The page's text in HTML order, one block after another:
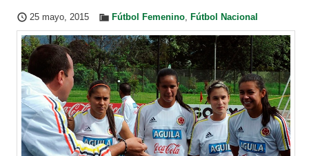
25 mayo, 2015 Fútbol Femenino, Fútbol Nacional